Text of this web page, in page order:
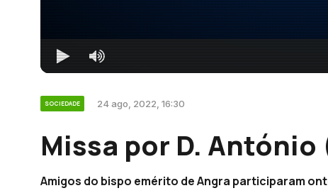
SOCIEDADE 24 ago, 2022, 16:30
Missa por D. António
Amigos do bispo emérito de Angra participaram